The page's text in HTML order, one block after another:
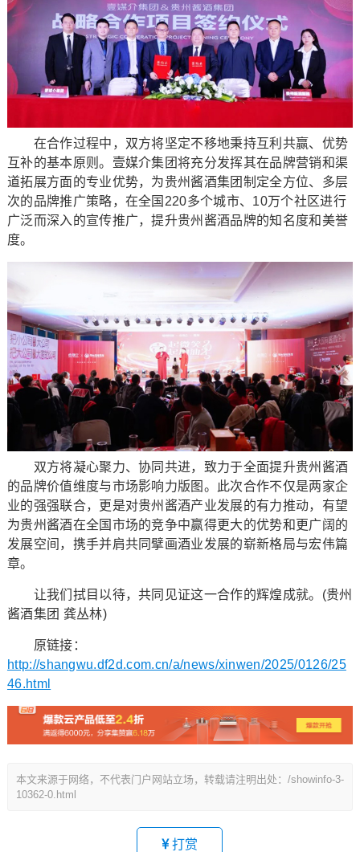
在合作过程中，双方将坚定不移地秉持互利共赢、优势
互补的基本原则。壹媒介集团将充分发挥其在品牌营销和渠
道拓展方面的专业优势，为贵州酱酒集团制定全方位、多层
次的品牌推广策略，在全国220多个城市、10万个社区进行
广泛而深入的宣传推广，提升贵州酱酒品牌的知名度和美誉
度。
双方将凝心聚力、协同共进，致力于全面提升贵州酱酒
的品牌价值维度与市场影响力版图。此次合作不仅是两家企
业的强强联合，更是对贵州酱酒产业发展的有力推动，有望
为贵州酱酒在全国市场的竞争中赢得更大的优势和更广阔的
发展空间，携手并肩共同擘画酒业发展的崭新格局与宏伟篇
章。
让我们拭目以待，共同见证这一合作的辉煌成就。(贵州
酱酒集团 龚丛林)
原链接：
http://shangwu.df2d.com.cn/a/news/xinwen/2025/0126/25
46.html
本文来源于网络，不代表门户网站立场，转载请注明出处：/showinfo-3-
10362-0.html
打赏